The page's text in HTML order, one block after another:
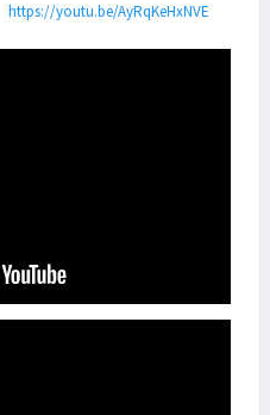
https://youtu.be/AyRqKeHxNVE